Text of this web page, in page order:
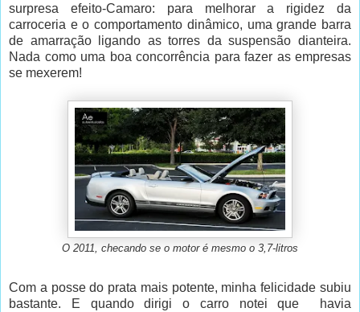
surpresa efeito-Camaro: para melhorar a rigidez da
carroceria e o comportamento dinâmico, uma grande barra
de amarração ligando as torres da suspensão dianteira.
Nada como uma boa concorrência para fazer as empresas
se mexerem!
O 2011, checando se o motor é mesmo o 3,7-litros
Com a posse do prata mais potente, minha felicidade subiu
bastante. E quando dirigi o carro notei que havia